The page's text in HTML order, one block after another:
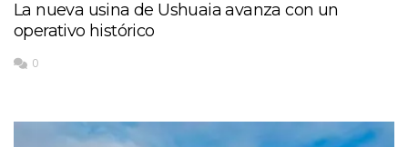
La nueva usina de Ushuaia avanza con un
operativo histórico
0